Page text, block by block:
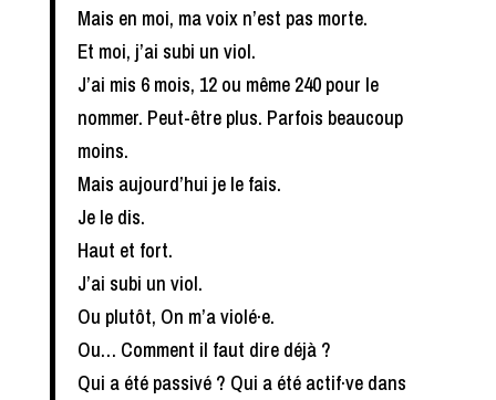
Mais en moi, ma voix n’est pas morte.
Et moi, j’ai subi un viol.
J’ai mis 6 mois, 12 ou même 240 pour le
nommer. Peut-être plus. Parfois beaucoup
moins.
Mais aujourd’hui je le fais.
Je le dis.
Haut et fort.
J’ai subi un viol.
Ou plutôt, On m’a violé·e.
Ou… Comment il faut dire déjà ?
Qui a été passivé ? Qui a été actif·ve dans